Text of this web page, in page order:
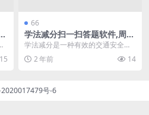
15
66
学法减分扫一扫答题软件,周六
可以学法减分吗(学法减分答题
神器一扫就出答案免费版)
学法减分是一种有效的交通安全教
育方式，近年来越来越多的驾驶员
选择通过学习法律知识...
2 年前 14
2020017479号-6